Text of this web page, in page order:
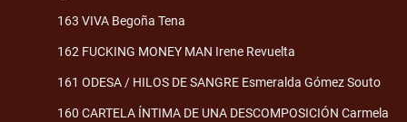
163 VIVA Begoña Tena
162 FUCKING MONEY MAN Irene Revuelta
161 ODESA / HILOS DE SANGRE Esmeralda Gómez Souto
160 CARTELA ÍNTIMA DE UNA DESCOMPOSICIÓN Carmela